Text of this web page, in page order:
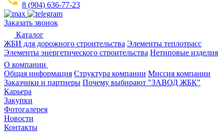
8 (904) 636-77-23
Заказать звонок
Каталог
ЖБИ для дорожного строительства Элементы теплотрасс
Элементы энергетического строительства Нетиповые изделия
О компании
Общая информация Структура компании Миссия компании
Заказчики и партнеры Почему выбирают "ЗАВОД ЖБК"
Карьера
Закупки
Фотогалерея
Новости
Контакты